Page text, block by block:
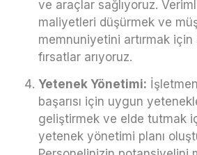
ve araçlar sağlıyoruz.
maliyetleri düşürmek ve
memnuniyetini artırmak
fırsatlar arıyoruz.
Yetenek Yönetimi:
başarısı için uygun
geliştirmek ve elde tutmak
yetenek yönetimi planı